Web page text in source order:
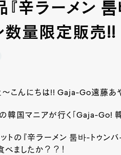
辛ラーメン 툼
数量限定販売!!
こんにちは!! Gaja-Go遠藤あ
韓国マニアが行く「Gaja-Go!
トの『辛ラーメン 툼바-トゥンバ-
べましたか？？！